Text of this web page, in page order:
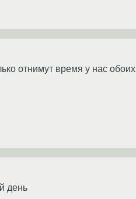
отнимут время у нас обоих
день